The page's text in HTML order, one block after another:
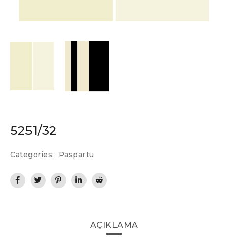
5251/32
Categories: Paspartu
AÇIKLAMA